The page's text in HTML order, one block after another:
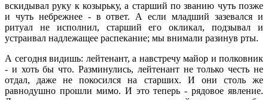
вскидывал руку к козырьку, а старший по званию чуть позже
и чуть небрежнее - в ответ. А если младший зазевался и
ритуал не исполнил, старший его окликал, подзывал и
устраивал надлежащее распекание; мы внимали разинув рты.
А сегодня видишь: лейтенант, а навстречу майор и полковник
- и хоть бы что. Разминулись, лейтенант не только честь не
отдал, даже не покосился на старших. И они столь же
равнодушно прошли мимо. И это теперь - рядовое явление.